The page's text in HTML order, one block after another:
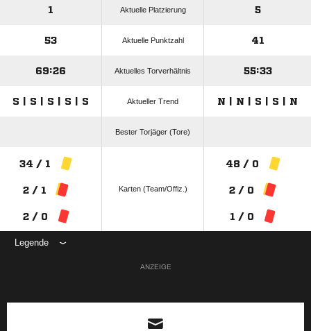
1 Aktuelle Platzierung 5
53 Aktuelle Punktzahl 41
69:26 Aktuelles Torverhältnis 55:33
S | S | S | S | S Aktueller Trend N | N | S | S | N
Bester Torjäger (Tore)
34 / 1
2 / 1
2 / 0
Karten (Team/Offiz.)
48 / 0
2 / 0
1 / 0
Legende
ANZEIGE